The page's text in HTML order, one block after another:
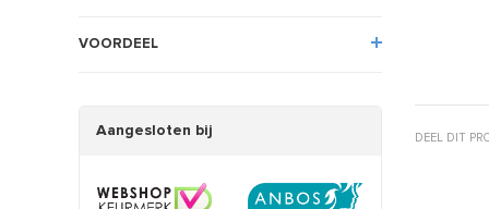
VOORDEEL
Aangesloten bij DEEL DIT